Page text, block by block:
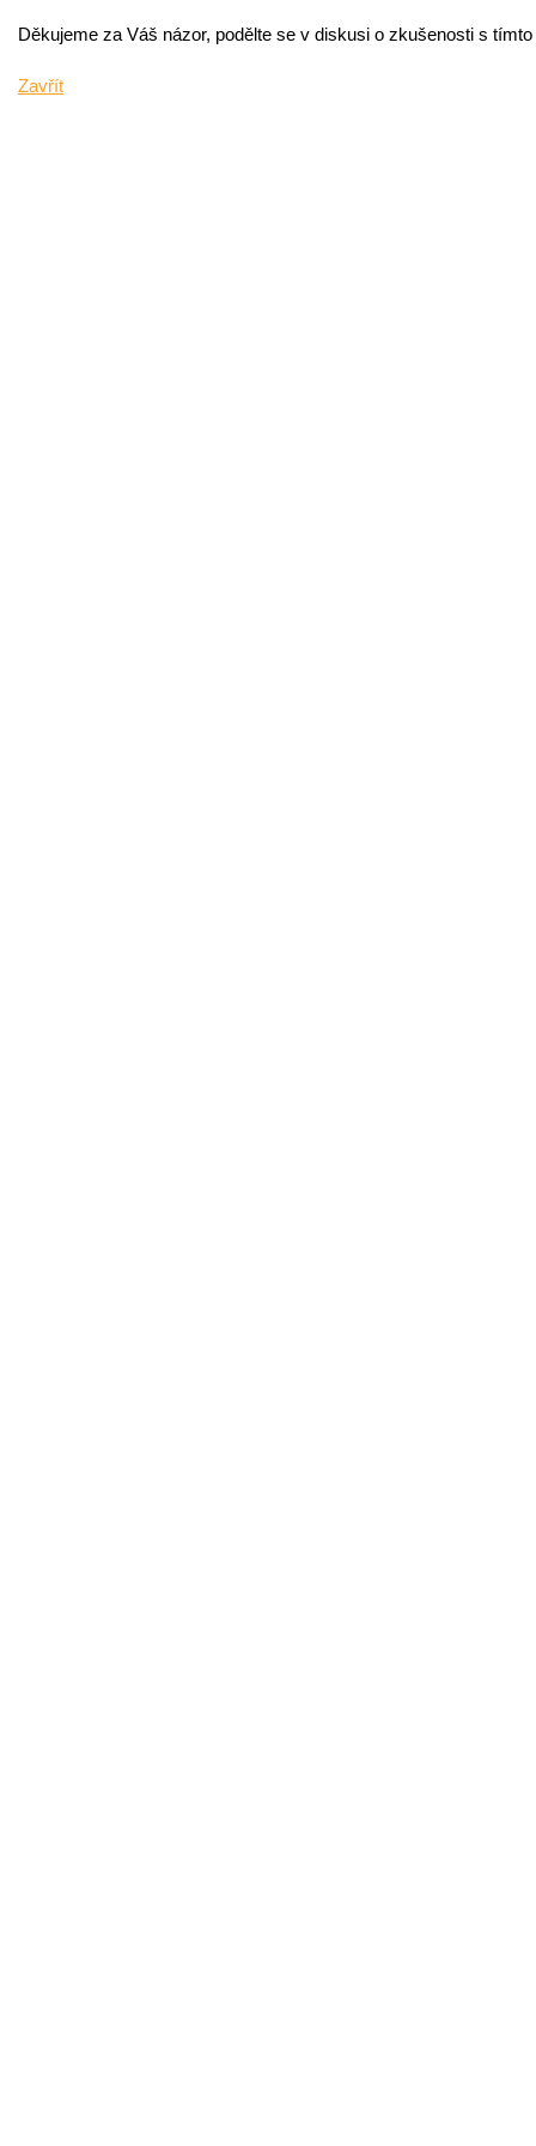
Děkujeme za Váš názor, podělte se v diskusi o zkušenosti s
Zavřít